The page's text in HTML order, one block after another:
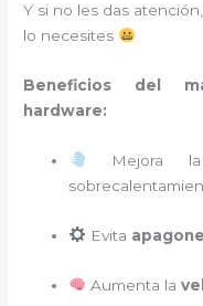
Y si no les das
lo necesites
Beneficios del
hardware:
Mejora
Evita
Aumenta la